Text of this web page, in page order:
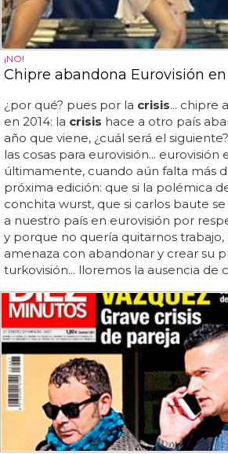
¡NO!
Chipre abandona Eurovisión en
¿por qué? pues por la crisis... chipre
en 2014: la crisis hace a otro país
año que viene, ¿cuál será el
las cosas para eurovisión... eurovisión
últimamente, cuando aún falta más
próxima edición: que si la polémica
conchita wurst, que si carlos baute
a nuestro país en eurovisión por
y porque no quería quitarnos trabajo,
amenaza con abandonar y crear su
turkovisión... lloremos la ausencia de